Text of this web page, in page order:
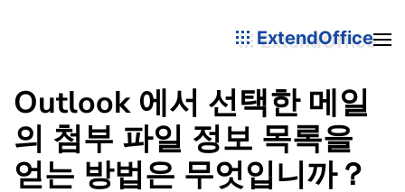
ExtendOffice
Outlook 에서 선택한 메일
의 첨부 파일 정보 목록을
얻는 방법은 무엇입니까？